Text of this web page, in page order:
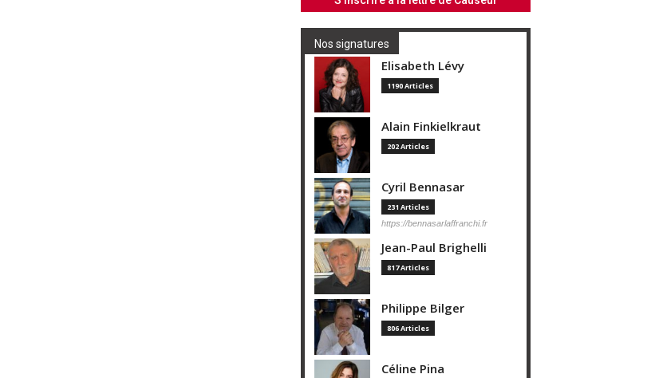
Nos signatures
Elisabeth Lévy
1190 Articles
Alain Finkielkraut
202 Articles
Cyril Bennasar
231 Articles
https://bennasarlaffranchi.fr
Jean-Paul Brighelli
817 Articles
Philippe Bilger
806 Articles
Céline Pina